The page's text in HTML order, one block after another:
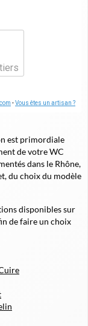
-Vous êtes un artisan ?
est primordiale
de votre WC
dans le Rhône,
du choix du modèle
disponibles sur
de faire un choix